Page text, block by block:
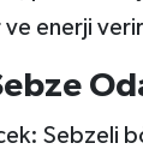
enerji
Sebzeli